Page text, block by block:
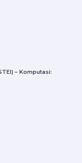
– Komputasi: